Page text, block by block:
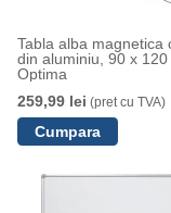
Tabla alba magnetica
din aluminiu, 90 x 120
Optima
259,99 lei (pret cu TVA)